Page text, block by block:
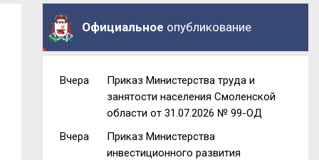
Официальное опубликование
Вчера
Приказ Министерства труда и
занятости населения Смоленской
области от 31.07.2026 № 99-ОД
Вчера
Приказ Министерства
инвестиционного развития